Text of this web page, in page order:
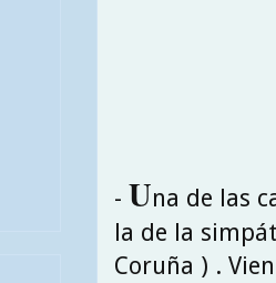
- Una de las
la de la
Coruña ) .